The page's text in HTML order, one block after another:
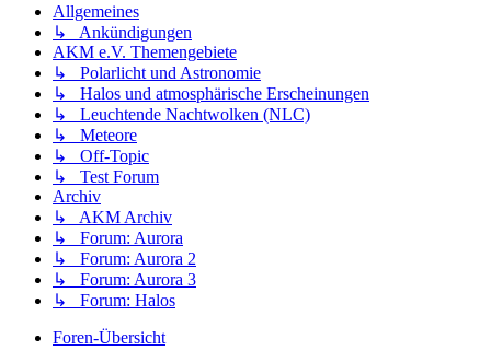
Allgemeines
↳ Ankündigungen
AKM e.V. Themengebiete
↳ Polarlicht und Astronomie
↳ Halos und atmosphärische Erscheinungen
↳ Leuchtende Nachtwolken (NLC)
↳ Meteore
↳ Off-Topic
↳ Test Forum
Archiv
↳ AKM Archiv
↳ Forum: Aurora
↳ Forum: Aurora 2
↳ Forum: Aurora 3
↳ Forum: Halos
Foren-Übersicht